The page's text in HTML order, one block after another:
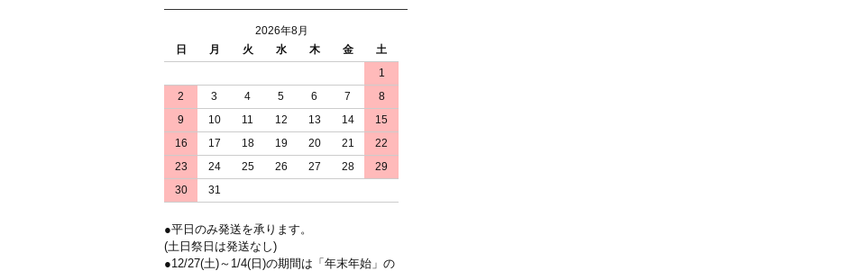
2026年8月
日
月 火 水 木 金
土
1
2
3 4 5 6 7
8
9
10 11 12 13 14
15
16
17 18 19 20 21
22
23
24 25 26 27 28
29
30
31
●平日のみ発送を承ります。
(土日祭日は発送なし)
●12/27(土)～1/4(日)の期間は「年末年始」の